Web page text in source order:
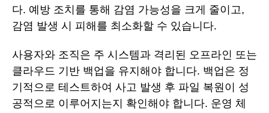
다. 예방 조치를 통해 감염 가능성을 크게 줄이고,
감염 발생 시 피해를 최소화할 수 있습니다.
사용자와 조직은 주 시스템과 격리된 오프라인 또는
클라우드 기반 백업을 유지해야 합니다. 백업은 정
기적으로 테스트하여 사고 발생 후 파일 복원이 성
공적으로 이루어지는지 확인해야 합니다. 운영 체